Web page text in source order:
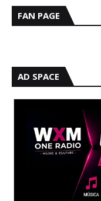
FAN PAGE
AD SPACE